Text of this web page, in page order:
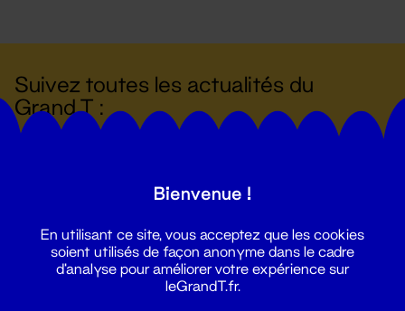
Suivez toutes les actualités du
Grand T :
Bienvenue !
En utilisant ce site, vous acceptez que les cookies
soient utilisés de façon anonyme dans le cadre
d'analyse pour améliorer votre expérience sur
leGrandT.fr.